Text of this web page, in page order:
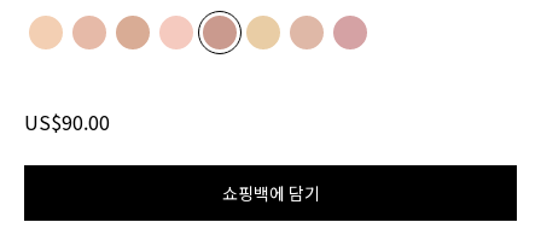
N01
Product variant in stock
N02
Product variant in stock
N03
Product variant in stock
R01
Product variant in stock
R02
Product variant in stock
W01
Product variant in stock
W02
Product variant in stock
W03
Product variant in
US$90.00
쇼핑백에 담기